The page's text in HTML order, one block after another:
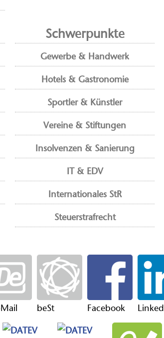
Schwerpunkte
Gewerbe & Handwerk
Hotels & Gastronomie
Sportler & Künstler
Vereine & Stiftungen
Insolvenzen & Sanierung
IT & EDV
Internationales StR
Steuerstrafrecht
beSt Facebook